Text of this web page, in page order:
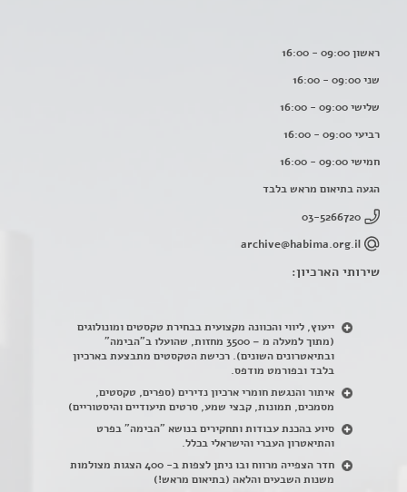
ראשון 09:00 - 16:00
שני 09:00 - 16:00
שלישי 09:00 - 16:00
רביעי 09:00 - 16:00
חמישי 09:00 - 16:00
הגעה בתיאום מראש בלבד
03-5266720
archive@habima.org.il
שירותי הארכיון:
ייעוץ, ליווי והכוונה מקצועית בבחירת טקסטים ומונולוגים
(מתוך למעלה מ – 3500 מחזות, שהועלו ב"הבימה"
ובתיאטרונים השונים). רכישת הטקסטים מתבצעת בארכיון
בלבד ובפורמט מודפס.
איתור והנגשת חומרי ארכיון נדירים (ספרים, טקסטים,
מסמכים, תמונות, קבצי שמע, סרטים תיעודיים והיסטוריים)
סיוע בהכנת עבודות ותחקירים בנושא "הבימה" בפרט
והתיאטרון העברי והישראלי בכלל.
חדר הצפייה מרווח ובו ניתן לצפות ב- 400 הצגות מצולמות
משנות השבעים והלאה (בתיאום מראש!)